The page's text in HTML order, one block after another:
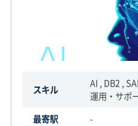
スキル
AI , DB2 ,
運用・サポ
最寄駅
-